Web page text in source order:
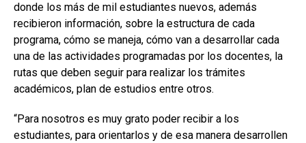
donde los más de mil estudiantes nuevos, además
recibieron información, sobre la estructura de cada
programa, cómo se maneja, cómo van a desarrollar cada
una de las actividades programadas por los docentes, la
rutas que deben seguir para realizar los trámites
académicos, plan de estudios entre otros.
“Para nosotros es muy grato poder recibir a los
estudiantes, para orientarlos y de esa manera desarrollen